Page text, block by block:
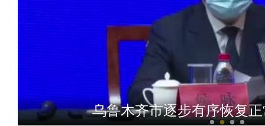
乌鲁木齐市逐步有序恢复